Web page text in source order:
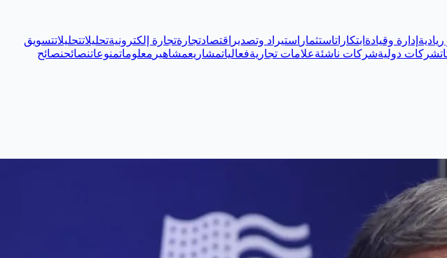
ريادية إدارة وقيادة ابتكاراتاستثمار استيراد وتصدير اقتصادتجارةتجارة إلكترونيةتحليلاتتحليلاتتسويق
شركات دوليةشركات ناشئةعلامات تجاريةفعالياتمشاريعمشاهير معلوماتمنوعاتنصائحنصائح